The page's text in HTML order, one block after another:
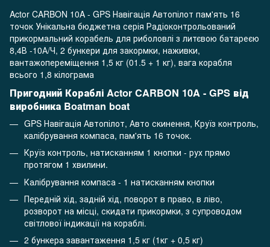
Actor CARBON 10A - GPS Навігація Автопілот пам'ять 16
точок Унікальна бюджетна серія Радіоконтрольований
прикормальний корабель для риболовлі з литєвою батареєю
8,4В -10А/Ч, 2 бункери для закормки, наживки,
вантажопереміщення 1,5 кг (01.5 + 1 кг), вага корабля
всього 1,8 кілограма
Пригодний Кораблі Actor CARBON 10A - GPS від
виробника Boatman boat
GPS Навігація Автопілот, Авто скинення, Круїз контроль,
калібрування компаса, пам'ять 16 точок.
Круїз контроль, натисканням 1 кнопки - рух прямо
протягом 1 хвилини.
Калібрування компаса - 1 натисканням кнопки
Передній хід, задній хід, поворот в право, в ліво,
розворот на місці, скидати прикормки, з супроводом
світлової індикації на кораблі.
2 бункера завантаження 1,5 кг (1кг + 0,5 кг)